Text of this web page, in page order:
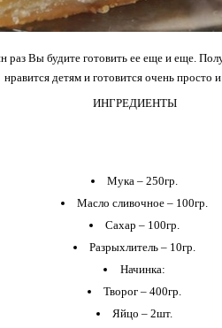
Вы будите готовить ее еще и еще.
нравится детям и готовится очень просто
ИНГРЕДИЕНТЫ
Мука – 250гр.
Масло сливочное – 100гр.
Сахар – 100гр.
Разрыхлитель – 10гр.
Начинка:
Творог – 400гр.
Яйцо – 2шт.